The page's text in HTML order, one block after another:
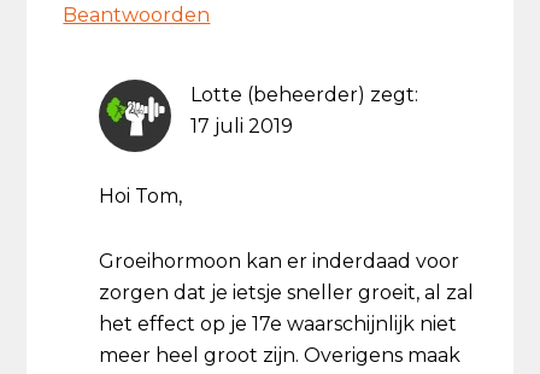
Beantwoorden
Lotte (beheerder) zegt:
17 juli 2019
Hoi Tom,
Groeihormoon kan er inderdaad voor
zorgen dat je ietsje sneller groeit, al zal
het effect op je 17e waarschijnlijk niet
meer heel groot zijn. Overigens maak